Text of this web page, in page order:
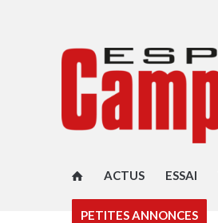
ACTUS ESSAI
PETITES ANNONCES